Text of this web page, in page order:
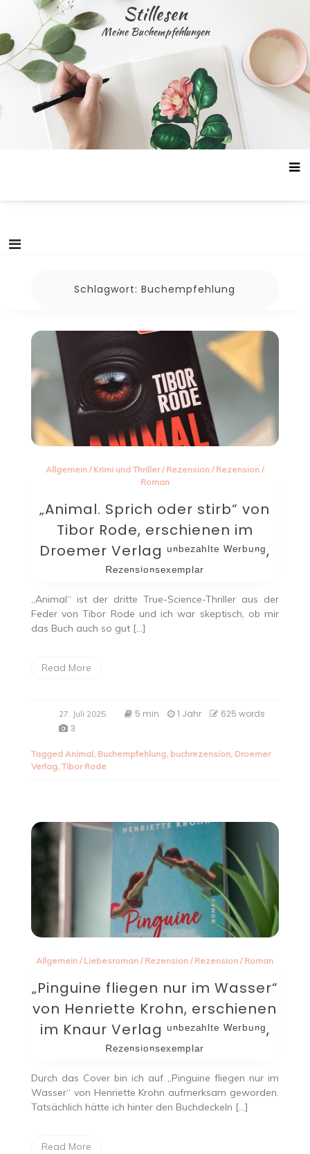
content
Stillesen
Meine Buchempfehlungen
Schlagwort:Buchempfehlung
Allgemein / Krimi und Thriller/ Rezension / Rezension /
Roman
„Animal. Sprich oder stirb“ von
Tibor Rode, erschienen im
Droemer Verlag ᵘⁿᵇᵉᶻᵃʰˡᵗᵉ ᵂᵉʳᵇᵘⁿᵍ,
ᴿᵉᶻᵉⁿˢⁱᵒⁿˢᵉˣᵉᵐᵖˡᵃʳ
„Animal“ ist der dritte True-Science-Thriller aus der
Feder von Tibor Rode und ich war skeptisch, ob mir
das Buch auch so gut […]
Read More
27. Juli 2025 5 min 1 Jahr
625 words
3
Tagged Animal, Buchempfehlung, buchrezension, Droemer
Verlag, Tibor Rode
Allgemein / Liebesroman / Rezension / Rezension / Roman
„Pinguine fliegen nur im Wasser“
von Henriette Krohn, erschienen
im Knaur Verlag ᵘⁿᵇᵉᶻᵃʰˡᵗᵉ ᵂᵉʳᵇᵘⁿᵍ,
ᴿᵉᶻᵉⁿˢⁱᵒⁿˢᵉˣᵉᵐᵖˡᵃʳ
Durch das Cover bin ich auf „Pinguine fliegen nur im
Wasser“ von Henriette Krohn aufmerksam geworden.
Tatsächlich hätte ich hinter den Buchdeckeln […]
Read More